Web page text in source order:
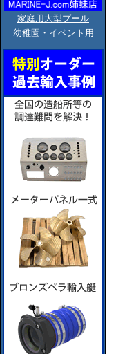
家庭用大型プール
幼稚園・イベント用